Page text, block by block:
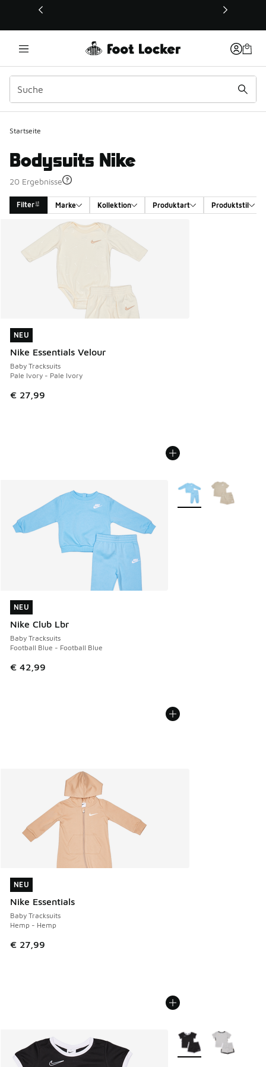
Dieser Link öffnet sich in einem neuen Fenster
Startseite
Bodysuits Nike
20 Ergebnisse
Filter Marke Kollektion Produktart Produktstil
Search Results
NEU
Nike Essentials Velour
Baby Tracksuits
Pale Ivory - Pale Ivory
€ 27,99
NEU
NEU
Nike Club Lbr
Baby Tracksuits
Football Blue - Football Blue
€ 42,99
NEU
Weitere Farben
NEU
Nike Essentials
Baby Tracksuits
Hemp - Hemp
€ 27,99
NEU
Weitere Farben